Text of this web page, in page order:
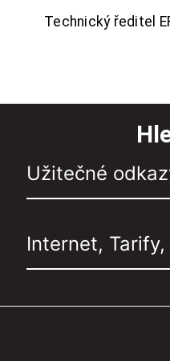
Technický ředitel
Užitečné
Internet, Tarify,